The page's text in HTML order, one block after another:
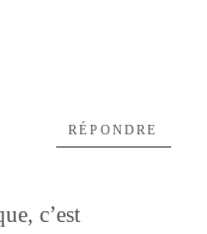
c’est
RÉPONDRE